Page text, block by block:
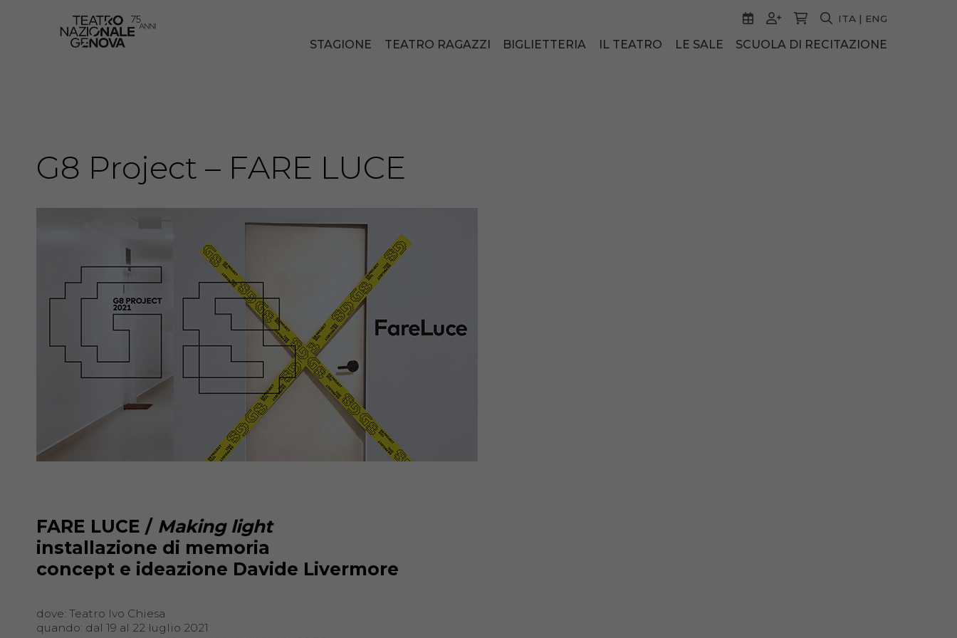
G8 Project – FARE LUCE
FARE LUCE / Making light
installazione di memoria
concept e ideazione Davide Livermore
dove: Teatro Ivo Chiesa
quando: dal 19 al 22 luglio 2021
ITA | ENG
STAGIONE TEATRO RAGAZZI BIGLIETTERIA IL TEATRO LE SALE SCUOLA DI RECITAZIONE